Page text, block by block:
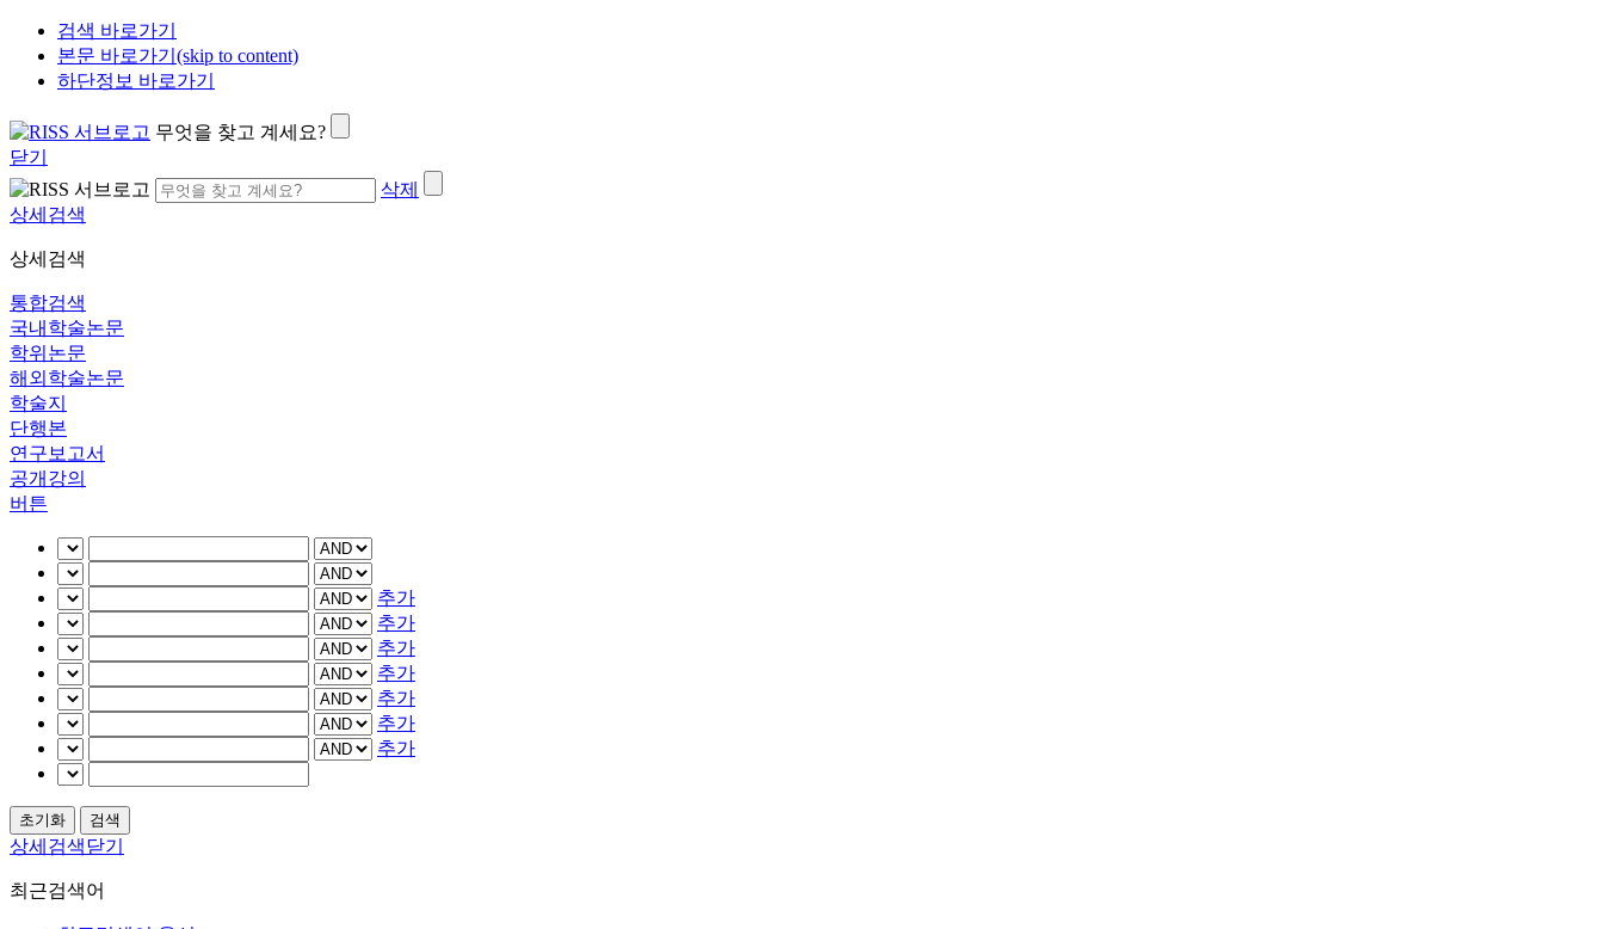
검색 바로가기
본문 바로가기(skip to content)
하단정보 바로가기
무엇을 찾고 계세요?
닫기
삭제
상세검색
상세검색
통합검색
국내학술논문
학위논문
해외학술논문
학술지
단행본
연구보고서
공개강의
버튼
추가
추가
추가
추가
추가
추가
추가
상세검색닫기
최근검색어